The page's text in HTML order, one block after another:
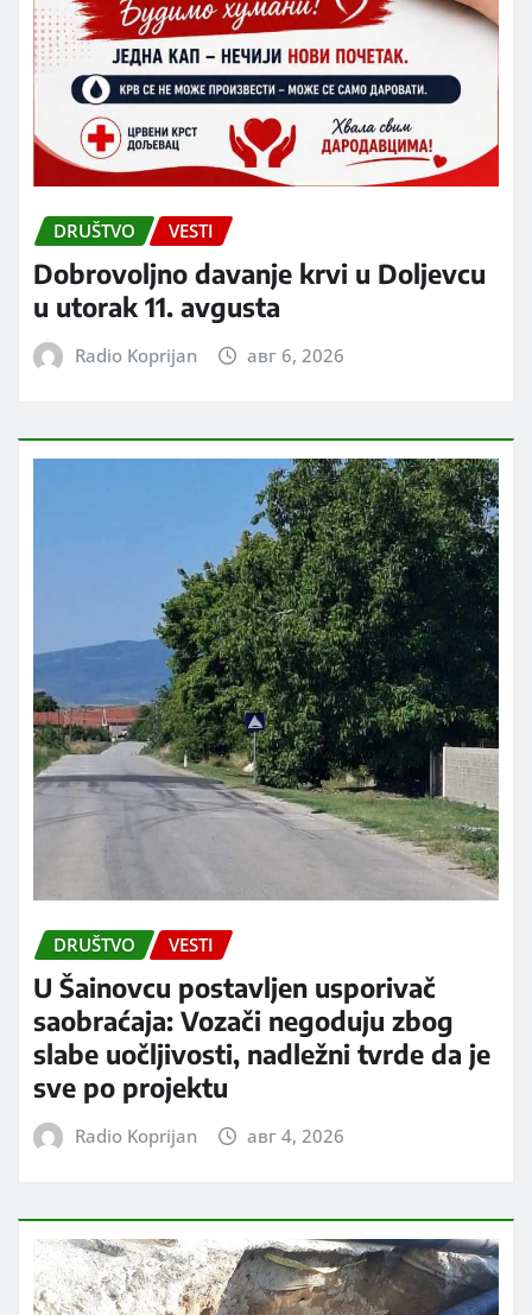
DRUŠTVO VESTI
Dobrovoljno davanje krvi u Doljevcu
u utorak 11. avgusta
Radio Koprijan авг 6, 2026
DRUŠTVO VESTI
U Šainovcu postavljen usporivač
saobraćaja: Vozači negoduju zbog
slabe uočljivosti, nadležni tvrde da je
sve po projektu
Radio Koprijan авг 4, 2026